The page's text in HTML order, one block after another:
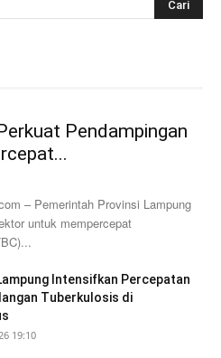
Pendampingan
– Pemerintah Provinsi Lampung
untuk mempercepat
Intensifkan Percepatan
Tuberkulosis di
19:10